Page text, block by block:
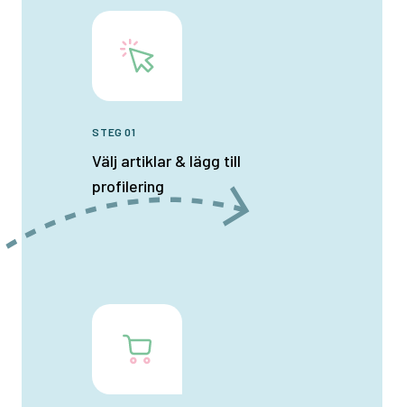
STEG 01
Välj artiklar & lägg till
profilering